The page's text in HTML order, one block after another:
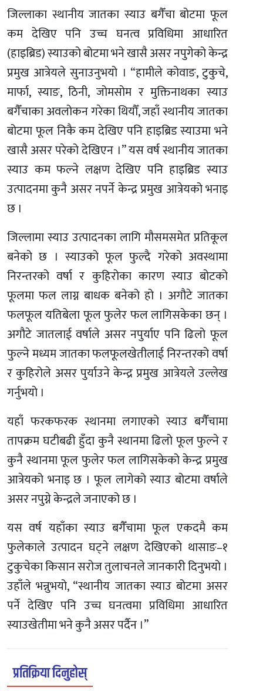
जिल्लाका स्थानीय जातका स्याउ बगैँचा बोटमा फूल
कम देखिए पनि उच्च घनत्व प्रविधिमा आधारित
(हाइब्रिड) स्याउको बोटमा भने खासै असर नपुगेको केन्द्र
प्रमुख आत्रेयले सुनाउनुभयो । “हामीले कोवाङ, टुकुचे,
मार्फा, स्याङ, ठिनी, जोमसोम र मुक्तिनाथका स्याउ
बगैँचाका अवलोकन गरेका थियौँ, जहाँ स्थानीय जातका
बोटमा फूल निकै कम देखिए पनि हाइब्रिड स्याउमा भने
खासै असर परेको देखिएन ।” यस वर्ष स्थानीय जातका
स्याउ कम फल्ने लक्षण देखिए पनि हाइब्रिड स्याउ
उत्पादनमा कुनै असर नपर्ने केन्द्र प्रमुख आत्रेयको भनाइ
छ ।
जिल्लामा स्याउ उत्पादनका लागि मौसमसमेत प्रतिकूल
बनेको छ । स्याउको फूल फुल्दै गरेको अवस्थामा
निरन्तरको वर्षा र कुहिरोका कारण स्याउ बोटको
फूलमा फल लाग्न बाधक बनेको हो । अगौटे जातका
फलफूल यतिबेला फूल फुलेर फल लागिसकेका छन् ।
अगौटे जातलाई वर्षाले असर नपुर्याए पनि ढिलो फूल
फुल्ने मध्यम जातका फलफूलखेतीलाई निरन्तरको वर्षा
र कुहिरोले असर पुर्याउने केन्द्र प्रमुख आत्रेयले उल्लेख
गर्नुभयो ।
यहाँ फरकफरक स्थानमा लगाएको स्याउ बगैँचामा
तापक्रम घटीबढी हुँदा कुनै स्थानमा ढिलो फूल फुल्ने र
कुनै स्थानमा फूल फुलेर फल लागिसकेको केन्द्र प्रमुख
आत्रेयको भनाइ छ । फूल लागेको स्याउ बोटमा वर्षाले
असर नपुग्ने केन्द्रले जनाएको छ ।
यस वर्ष यहाँका स्याउ बगैँचामा फूल एकदमै कम
फुलेकाले उत्पादन घट्ने लक्षण देखिएको थासाङ–१
टुकुचेका किसान सरोज तुलाचनले जानकारी दिनुभयो ।
उहाँले भन्नुभयो, “स्थानीय जातका स्याउ बोटमा असर
पर्ने देखिए पनि उच्च घनत्वमा प्रविधिमा आधारित
स्याउखेतीमा भने कुनै असर पर्दैन ।”
प्रतिक्रिया दिनुहोस्